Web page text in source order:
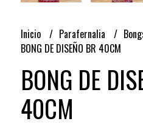
Inicio Parafernalia
BONG DE DISEÑO BR 40CM
BONG DE
40CM